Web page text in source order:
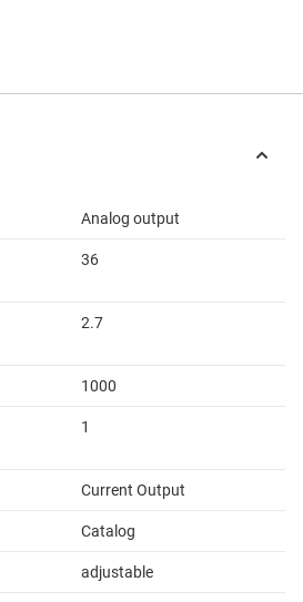
Analog output
36
2.7
1000
1
Current Output
Catalog
adjustable